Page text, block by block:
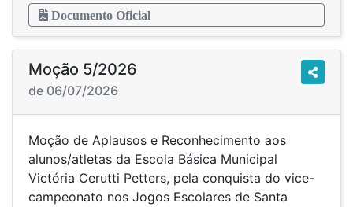
Documento Oficial
Moção 5/2026
de 06/07/2026
Moção de Aplausos e Reconhecimento aos
alunos/atletas da Escola Básica Municipal
Victória Cerutti Petters, pela conquista do vice-
campeonato nos Jogos Escolares de Santa